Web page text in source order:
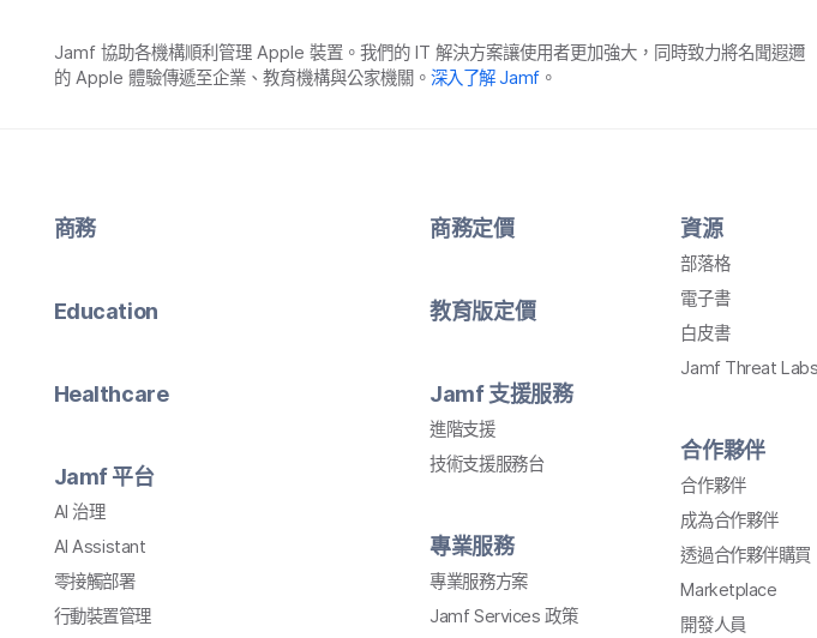
Jamf 協助​各​機構​順利​管理Apple 裝置。​我們​的IT 解決​方案​讓​使用​者​更​加強​大，​同時​致力​將​名聞​遐邇​
的Apple 體驗​傳遞​至​企業、​教育​機構​與​公家​機關。 深入​了​解Jamf。
商務
Education
Healthcare
Jamf平​台
AI治理
AI Assistant
零接觸部署
行動​裝置​管理
商務定​價
教育版定​價
Jamf支援​服務
進階​支援
技術​支援​服務​台
專業​服務
專業​服務​方案
Jamf Services政策
資源
部​落格
電子書
白皮書
Jamf Threat Labs
合作​夥伴
合作​夥伴
成為​合作​夥伴
透過​合作夥伴購買
Marketplace
開發​人員